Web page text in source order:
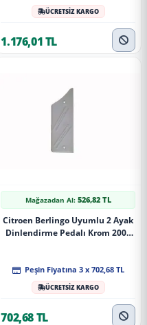
ÜCRETSİZ KARGO
1.176,01 TL
Mağazadan Al: 526,82 TL
Citroen Berlingo Uyumlu 2 Ayak
Dinlendirme Pedalı Krom 2008
Peşin Fiyatına 3 x 702,68 TL
ÜCRETSİZ KARGO
702,68 TL